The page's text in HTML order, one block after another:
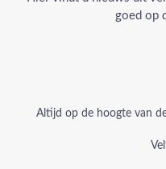
goed op
Altijd op de hoogte van